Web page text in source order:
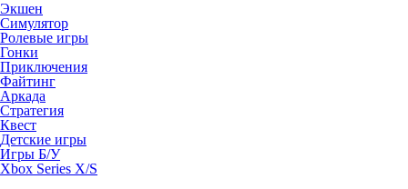
Экшен
Симулятор
Ролевые игры
Гонки
Приключения
Файтинг
Аркада
Стратегия
Квест
Детские игры
Игры Б/У
Xbox Series X/S